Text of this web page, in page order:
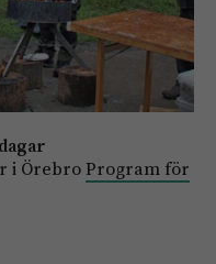
i ÖrebroProgram för